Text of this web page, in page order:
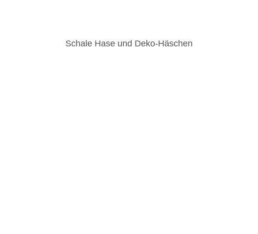
Schale Hase und Deko-Häschen